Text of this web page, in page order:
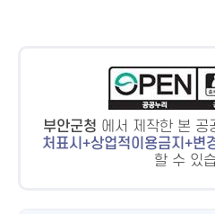
부안군청 에서 제작한 본 공
처표시+상업적이용금지+변
할 수 있